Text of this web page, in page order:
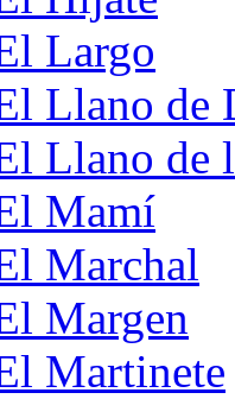
Largo
Llano de
Llano de
Mamí
Marchal
Margen
Martinete